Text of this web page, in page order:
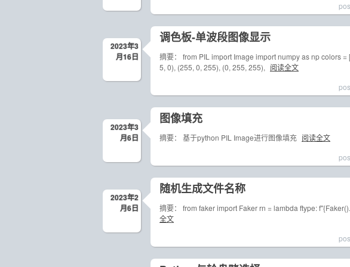
2023年3
月16日
调色板-单波段图像显示
摘要： from PIL import Image import numpy as np colors
5, 0), (255, 0, 255), (0, 255, 255), 阅读全文
2023年3
月6日
图像填充
摘要： 基于python PIL Image进行图像填充 阅读全文
2023年2
月6日
随机生成文件名称
摘要： from faker import Faker rn = lambda ftype:
全文